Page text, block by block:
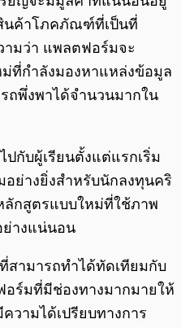
สินค้าโภคภัณฑ์ที่เป็นที่
ามว่า แพลตฟอร์มจะ
ที่กำลังมองหาแหล่งข้อมูล
ถพึ่งพาได้จำนวนมากใน
ปกับผู้เรียนตั้งแต่แรกเริ่ม
อย่างยิ่งสำหรับนักลงทุนคริ
กสูตรแบบใหม่ที่ใช้ภาพ
ย่างแน่นอน
สามารถทำได้ทัดเทียมกับ
อร์มที่มีช่องทางมากมายให้
วามได้เปรียบทางการ